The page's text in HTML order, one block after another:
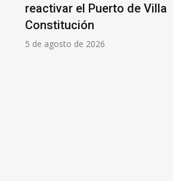
reactivar el Puerto de Villa
Constitución
5 de agosto de 2026